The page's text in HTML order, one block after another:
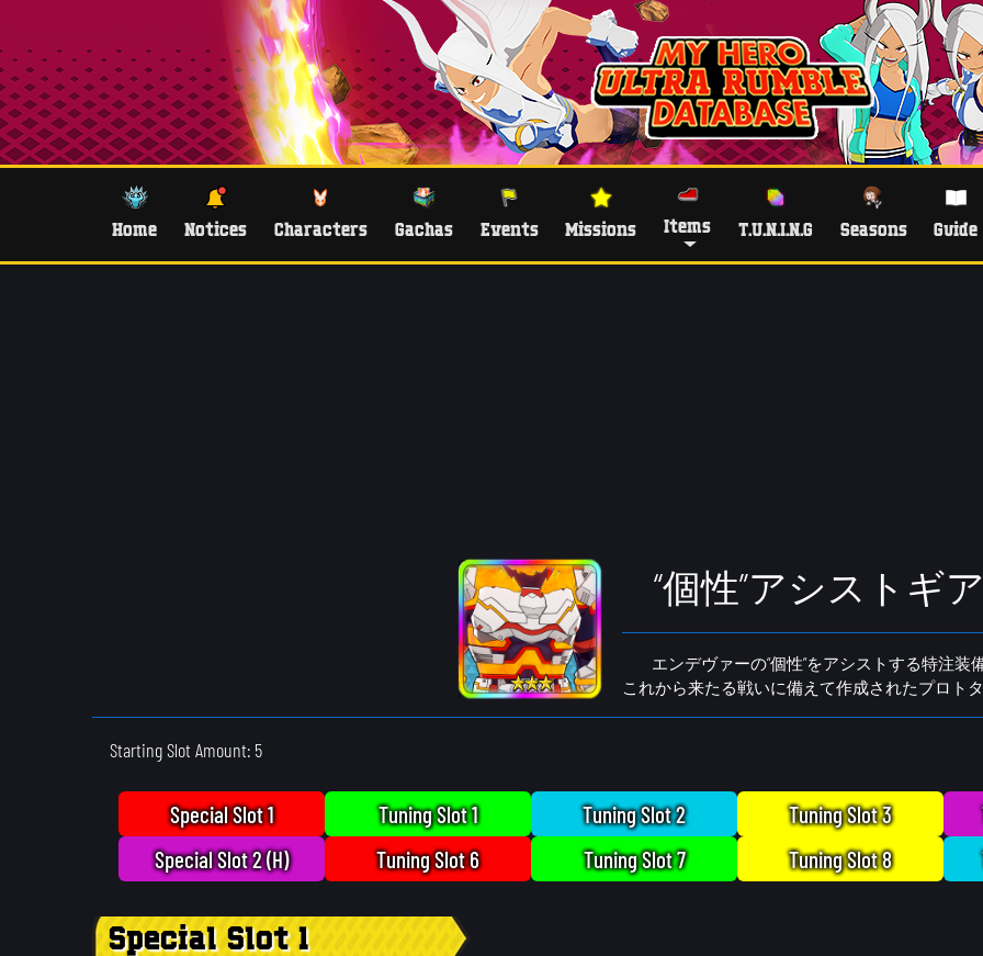
Home Notices Characters Gachas Events Missions Items T.U.N.I.N.G Seasons Guide
“個性”アシストギア
エンデヴァーの“個性”をアシストする特注装
これから来たる戦いに備えて作成されたプロト
Starting Slot Amount: 5
Special Slot 1 Tuning Slot 1 Tuning Slot 2 Tuning Slot 3
Special Slot 2 (H)
Tuning Slot 6 Tuning Slot 7 Tuning Slot 8
Special Slot 1